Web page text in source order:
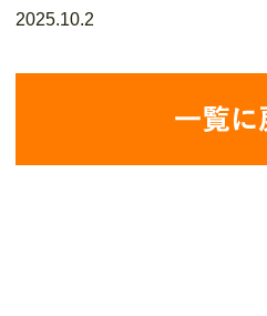
2025.10.2